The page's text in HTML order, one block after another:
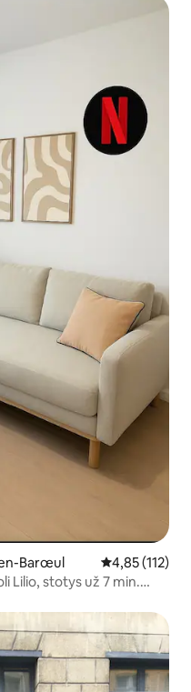
Barœul Vidutinis
4,85 (112)
Lilio, stotys už 7 min.